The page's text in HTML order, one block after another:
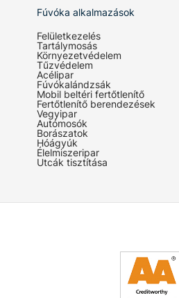
Fúvóka alkalmazások
Felületkezelés
Tartálymosás
Környezetvédelem
Tűzvédelem
Acélipar
Fúvókalándzsák
Mobil beltéri fertőtlenítő
Fertőtlenítő berendezések
Vegyipar
Autómosók
Borászatok
Hóágyúk
Élelmiszeripar
Utcák tisztítása